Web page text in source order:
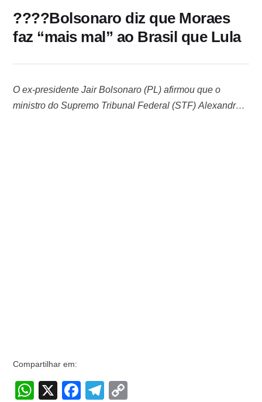
????Bolsonaro diz que Moraes
faz “mais mal” ao Brasil que Lula
O ex-presidente Jair Bolsonaro (PL) afirmou que o
ministro do Supremo Tribunal Federal (STF) Alexandre
Compartilhar em:
W
X
F
T